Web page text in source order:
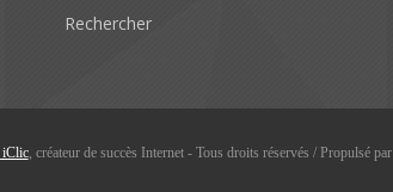
Rechercher
, créateur de succès Internet - Tous droits réservés / Propulsé par